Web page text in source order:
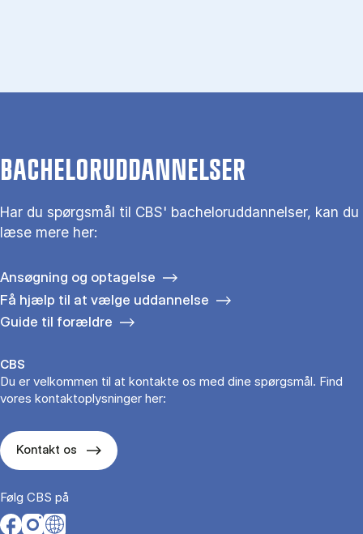
BACHELORUDDANNELSER
Har du spørgsmål til CBS' bacheloruddannelser, kan du
læse mere her:
Ansøgning og optagelse
Få hjælp til at vælge uddannelse
Guide til forældre
CBS
Du er velkommen til at kontakte os med dine spørgsmål. Find
vores kontaktoplysninger her:
Kontakt os
Følg CBS på
Opens in a new tab
Opens in a new tab
Opens in a new tab